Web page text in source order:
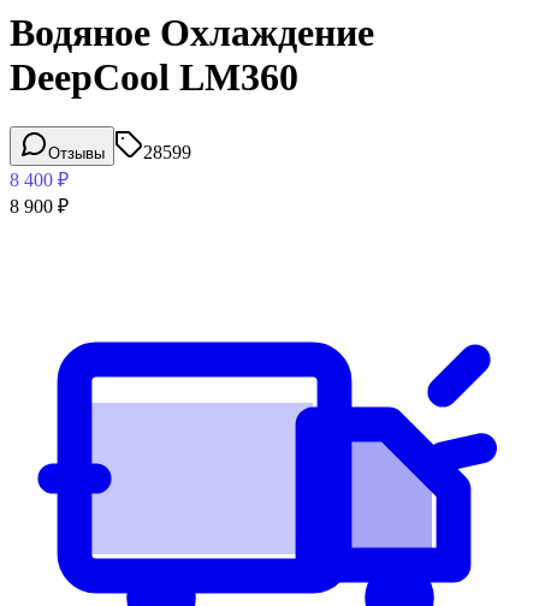
Водяное Охлаждение
DeepCool LM360
Отзывы
28599
8 400 ₽
8 900 ₽